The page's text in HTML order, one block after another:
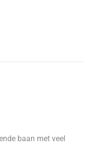
baan met veel